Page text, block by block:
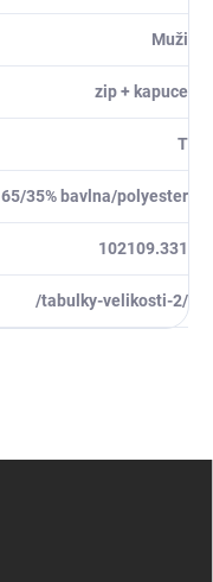
Muži
zip + kapuce
T
65/35% bavlna/polyester
102109.331
/tabulky-velikosti-2/